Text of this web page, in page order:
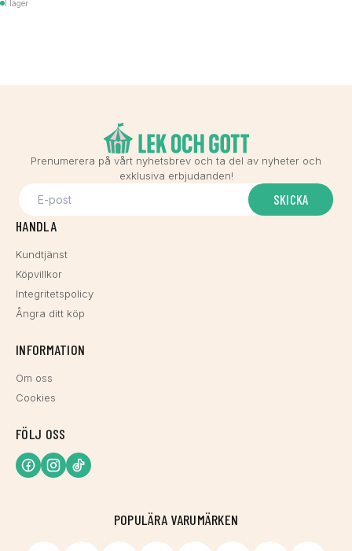
I lager
Prenumerera på vårt nyhetsbrev och ta del av nyheter och
exklusiva erbjudanden!
SKICKA
HANDLA
Kundtjänst
Köpvillkor
Integritetspolicy
Ångra ditt köp
INFORMATION
Om oss
Cookies
FÖLJ OSS
POPULÄRA VARUMÄRKEN